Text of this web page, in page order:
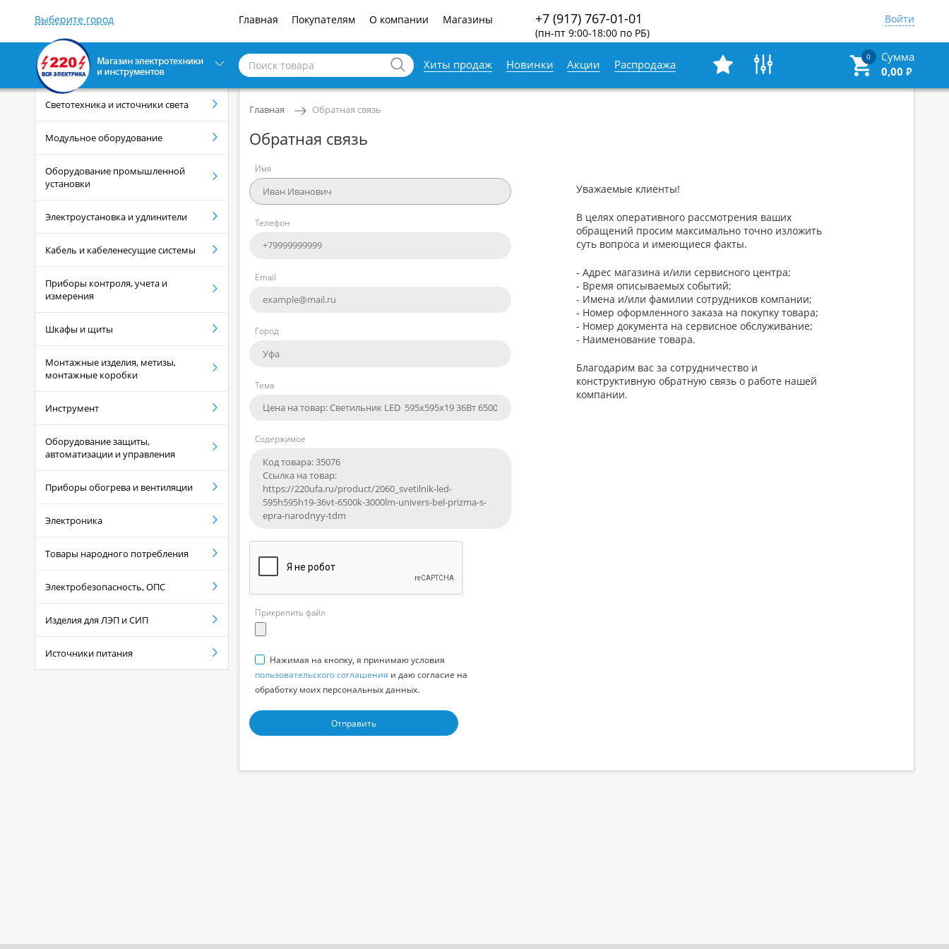
Главная Покупателям О компании Магазины +7 (917) 767-01-01
(пн-пт 9:00-18:00 по РБ)
Войти
Хиты продаж Новинки Акции Распродажа
Сумма
0
0,00 ₽
Светотехника и источники света
Модульное оборудование
Оборудование промышленной
установки
Электроустановка и удлинители
Кабель и кабеленесущие системы
Приборы контроля, учета и
измерения
Шкафы и щиты
Монтажные изделия, метизы,
монтажные коробки
Инструмент
Оборудование защиты,
автоматизации и управления
Приборы обогрева и вентиляции
Электроника
Товары народного потребления
Электробезопасность, ОПС
Изделия для ЛЭП и СИП
Источники питания
Главная Обратная связь
Обратная связь
Имя
Телефон
Email
Город
Тема
Содержимое
Прикрепить файл
Нажимая на кнопку, я принимаю условия
пользовательского соглашения и даю согласие на
обработку моих персональных данных.
Уважаемые клиенты!
В целях оперативного рассмотрения ваших
обращений просим максимально точно изложить
суть вопроса и имеющиеся факты.
- Адрес магазина и/или сервисного центра;
- Время описываемых событий;
- Имена и/или фамилии сотрудников компании;
- Номер оформленного заказа на покупку товара;
- Номер документа на сервисное обслуживание;
- Наименование товара.
Благодарим вас за сотрудничество и
конструктивную обратную связь о работе нашей
компании.